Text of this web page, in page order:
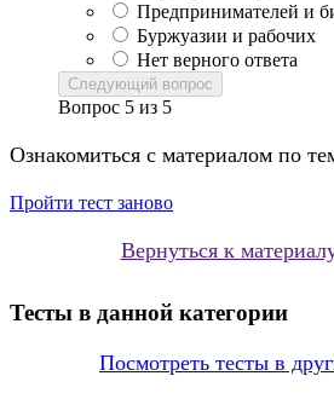
Предпринимателей и
Буржуазии и рабочих
Нет верного ответа
Следующий вопрос
Вопрос 5 из 5
Ознакомиться с материалом по
Пройти тест заново
Вернуться к
Тесты в данной категории
Посмотреть тесты в